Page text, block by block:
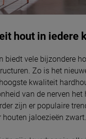
hout in iedere
biedt vele bijzondere
Zo is het
kwaliteit
van de nerven het
zijn er populaire
houten jaloezieën zwart.